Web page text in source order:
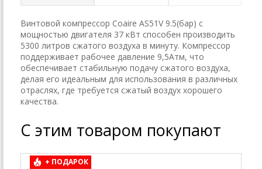
Винтовой компрессор Coaire AS51V 9.5(бар) с
мощностью двигателя 37 кВт способен производить
5300 литров сжатого воздуха в минуту. Компрессор
поддерживает рабочее давление 9,5Атм, что
обеспечивает стабильную подачу сжатого воздуха,
делая его идеальным для использования в различных
отраслях, где требуется сжатый воздух хорошего
качества.
С этим товаром покупают
+ ПОДАРОК